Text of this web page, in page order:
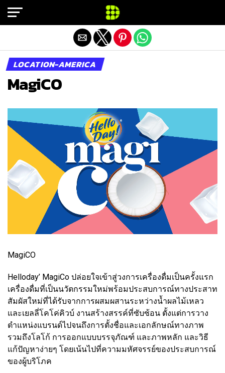
LOCATION-AMERICA
MagiCO
MagiCO
Helloday’ MagiCo ปล่อยใจเข้าสู่วงการเครื่องดื่มเป็นครั้งแรก
เครื่องดื่มที่เป็นนวัตกรรมใหม่พร้อมประสบการณ์ทางประสาท
สัมผัสใหม่ที่ได้รับจากการผสมผสานระหว่างน้ำผลไม้เหลว
และเยลลี่โคโค่คิวบ์ งานสร้างสรรค์ที่ซับซ้อน ตั้งแต่การวาง
ตำแหน่งแบรนด์ไปจนถึงการตั้งชื่อและเอกลักษณ์ทางภาพ
รวมถึงโลโก้ การออกแบบบรรจุภัณฑ์ และภาพหลัก และวิธี
แก้ปัญหาง่ายๆ โดยเน้นไปที่ความมหัศจรรย์ของประสบการณ์
ของผู้บริโภค
Exit mobile version